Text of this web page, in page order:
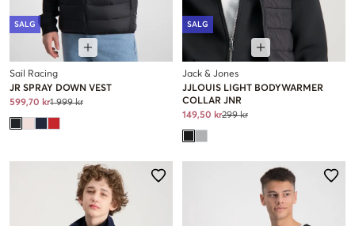
SALG
Sail Racing
JR SPRAY DOWN VEST
599,70 kr1 999 kr
SALG
Jack & Jones
JJLOUIS LIGHT BODYWARMER
COLLAR JNR
149,50 kr299 kr